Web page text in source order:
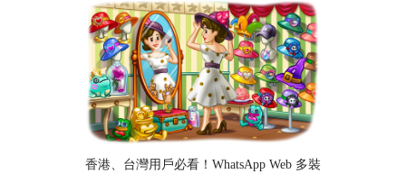
香港、台灣用戶必看！WhatsApp Web 多裝